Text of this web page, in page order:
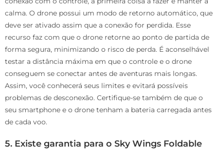
calma. O drone possui um modo de retorno automático, que
deve ser ativado assim que a conexão for perdida. Esse
recurso faz com que o drone retorne ao ponto de partida de
forma segura, minimizando o risco de perda. É aconselhável
testar a distância máxima em que o controle e o drone
conseguem se conectar antes de aventuras mais longas.
Assim, você conhecerá seus limites e evitará possíveis
problemas de desconexão. Certifique-se também de que o
seu smartphone e o drone tenham a bateria carregada antes
de cada voo.
5. Existe garantia para o Sky Wings Foldable